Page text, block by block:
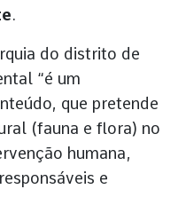
.
do distrito de
“é um
que pretende
(fauna e flora) no
humana,
e